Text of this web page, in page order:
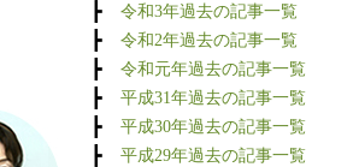
┣ 令和3年過去の記事一覧
┣ 令和2年過去の記事一覧
┣ 令和元年過去の記事一覧
┣ 平成31年過去の記事一覧
┣ 平成30年過去の記事一覧
┣ 平成29年過去の記事一覧